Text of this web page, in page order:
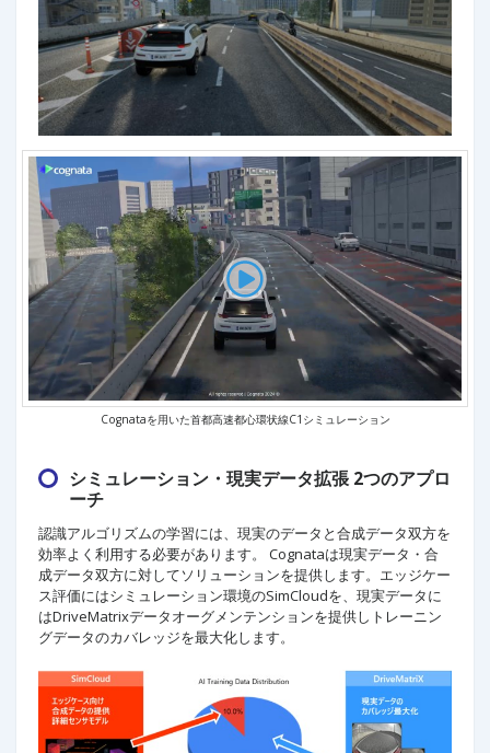
Cognataを用いた首都高速都心環状線C1シミュレーション
シミュレーション・現実データ拡張 2つのアプロ
ーチ
認識アルゴリズムの学習には、現実のデータと合成データ双方を
効率よく利用する必要があります。 Cognataは現実データ・合
成データ双方に対してソリューションを提供します。エッジケー
ス評価にはシミュレーション環境のSimCloudを、現実データに
はDriveMatrixデータオーグメンテンションを提供しトレーニン
グデータのカバレッジを最大化します。